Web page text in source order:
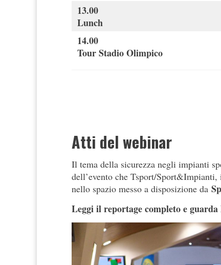
13.00
Lunch
14.00
Tour Stadio Olimpico
Atti del webinar
Il tema della sicurezza negli impianti
dell’evento che Tsport/
nello spazio messo a disposizione da
Leggi il reportage completo e guarda